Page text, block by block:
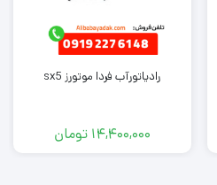
رادیاتورآب فردا موتورز sx5
14,400,000 تومان